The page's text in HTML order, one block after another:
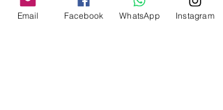
Email Facebook WhatsApp Instagram